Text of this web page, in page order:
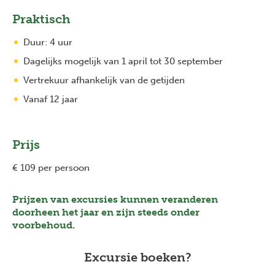
Praktisch
Duur: 4 uur
Dagelijks mogelijk van 1 april tot 30 september
Vertrekuur afhankelijk van de getijden
Vanaf 12 jaar
Prijs
€ 109 per persoon
Prijzen van excursies kunnen veranderen
doorheen het jaar en zijn steeds onder
voorbehoud.
Excursie boeken?